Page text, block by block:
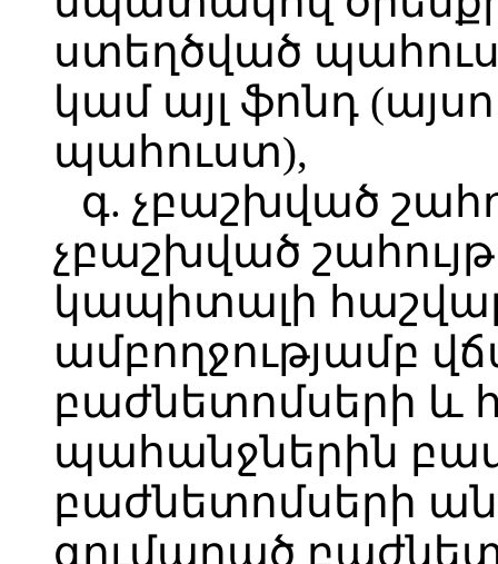
ստեղծված
կամ այլ ֆոնդ
պահուստ),
գ. չբաշխված
չբաշխված
կապիտալի
ամբողջությամբ
բաժնետոմսերի և
պահանջներին
բաժնետոմսերի
գումարած